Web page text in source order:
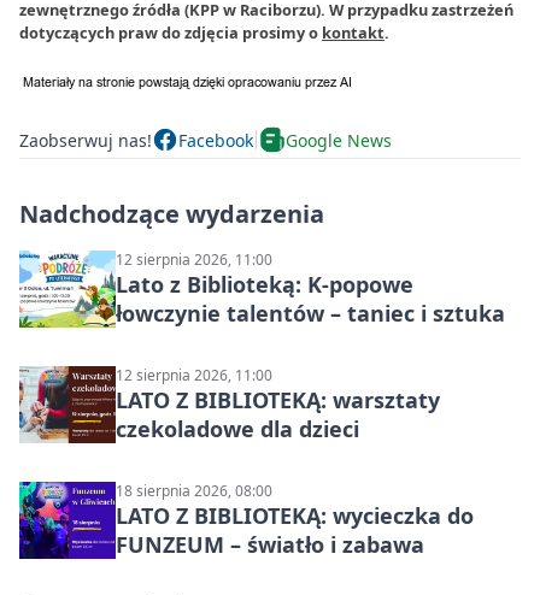
zewnętrznego źródła (KPP w Raciborzu). W przypadku zastrzeżeń
dotyczących praw do zdjęcia prosimy o kontakt.
Zaobserwuj nas! Facebook Google News
Nadchodzące wydarzenia
12 sierpnia 2026, 11:00
Lato z Biblioteką: K-popowe
łowczynie talentów – taniec i sztuka
12 sierpnia 2026, 11:00
LATO Z BIBLIOTEKĄ: warsztaty
czekoladowe dla dzieci
18 sierpnia 2026, 08:00
LATO Z BIBLIOTEKĄ: wycieczka do
FUNZEUM – światło i zabawa